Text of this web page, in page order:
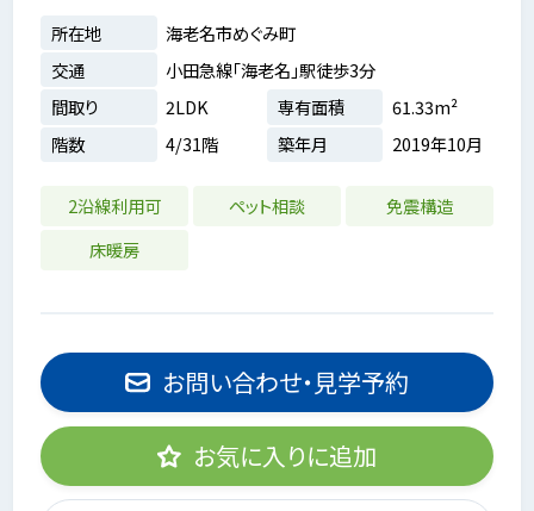
所在地
海老名市めぐみ町
交通
小田急線「海老名」駅徒歩3分
間取り
2LDK 専有面積
61.33m²
階数
4/31階 築年月 2019年10月
2沿線利用可 ペット相談
免震構造
床暖房
お問い合わせ・見学予約
お気に入りに追加